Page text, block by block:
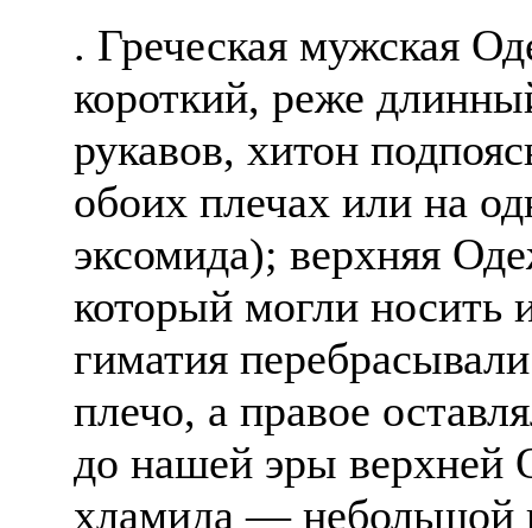
. Греческая мужская
короткий, реже
рукавов, хитон
обоих плечах или на
эксомида); верхняя
который могли носить
гиматия
плечо, а правое
до нашей эры верхней
хламида — небольшой